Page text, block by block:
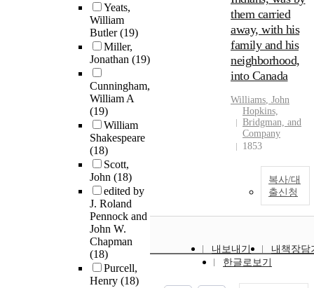
Yeats,
William
Butler(19)
Miller,
Jonathan (19)
Cunningham,
William A
(19)
William
Shakespeare
(18)
Scott,
John (18)
edited by
J. Roland
Pennock and
John W.
Chapman
(18)
Purcell,
Henry (18)
them carried
away, with his
family and his
neighborhood,
into Canada
Williams, John
Hopkins,
Bridgman, and
Company
1853
복사/대
출신청
내보내기
내책장담
한글로보기